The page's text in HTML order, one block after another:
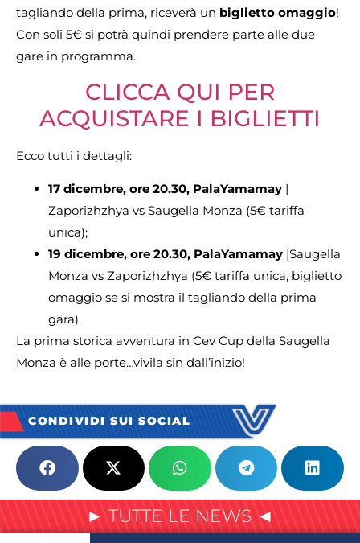
tagliando della prima, riceverà un biglietto omaggio!
Con soli 5€ si potrà quindi prendere parte alle due
gare in programma.
CLICCA QUI PER
ACQUISTARE I BIGLIETTI
Ecco tutti i dettagli:
17 dicembre, ore 20.30, PalaYamamay |
Zaporizhzhya vs Saugella Monza (5€ tariffa
unica);
19 dicembre, ore 20.30, PalaYamamay |Saugella
Monza vs Zaporizhzhya (5€ tariffa unica, biglietto
omaggio se si mostra il tagliando della prima
gara).
La prima storica avventura in Cev Cup della Saugella
Monza è alle porte…vivila sin dall’inizio!
CONDIVIDI SUI SOCIAL
► TUTTE LE NEWS ◄